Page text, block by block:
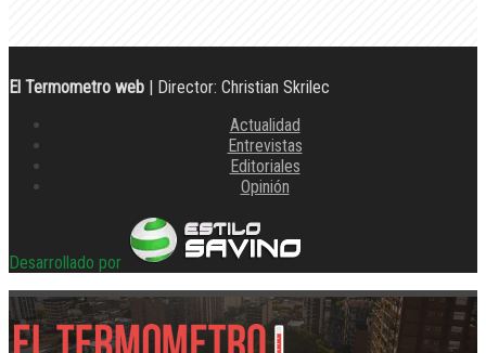
El Termometro web | Director: Christian Skrilec
Actualidad
Entrevistas
Editoriales
Opinión
Desarrollado por